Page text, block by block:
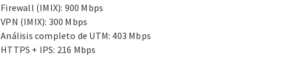
Firewall (IMIX): 900 Mbps
VPN (IMIX): 300 Mbps
Análisis completo de UTM: 403 Mbps
HTTPS + IPS: 216 Mbps